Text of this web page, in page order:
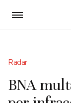
Radar
BNA